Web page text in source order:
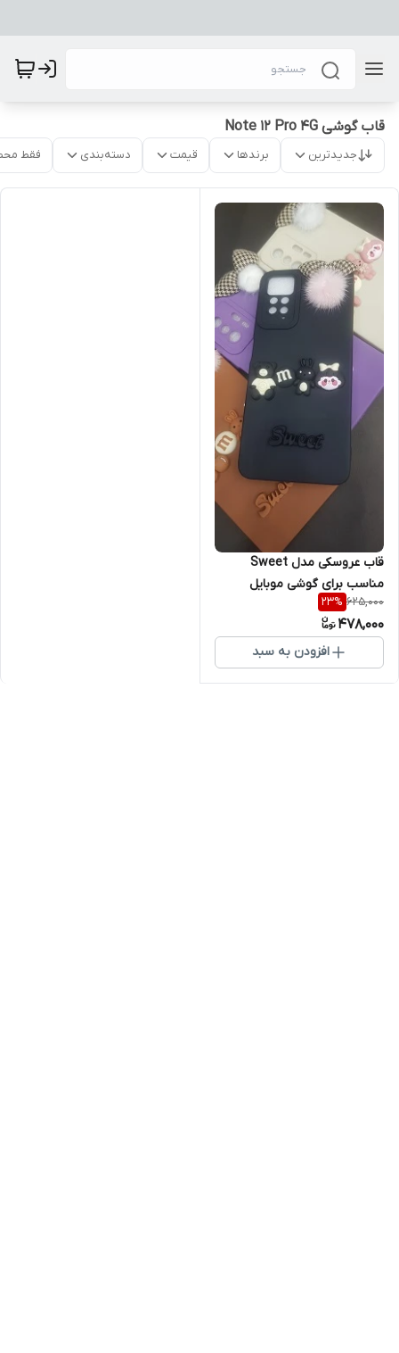
قاب گوشی Note 12 Pro 4G
جدیدترین برندها قیمت دسته‌بندی فقط
قاب عروسکی مدل Sweet
مناسب برای گوشی موبایل
شیائومی Note 12 Pro 4G
625,000
23%
478,000
افزودن به سبد